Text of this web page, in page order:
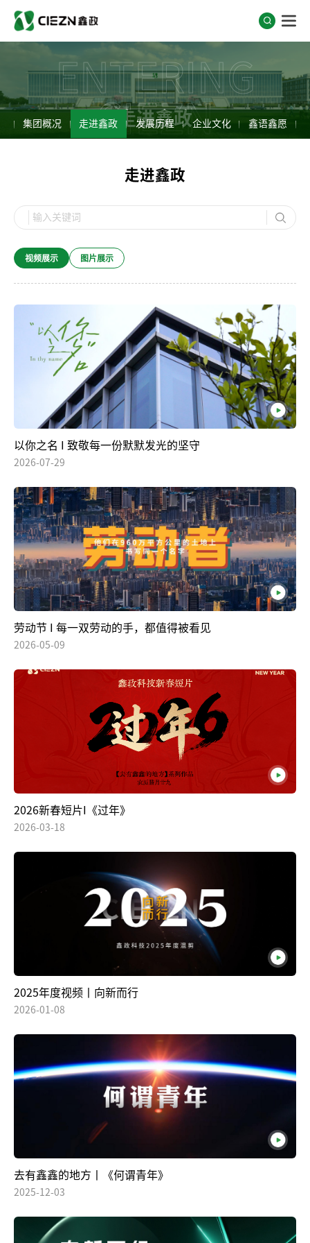
ENTERING
CIEZN
走进鑫政
集团概况 走进鑫政 发展历程 企业文化 鑫语鑫愿
走进鑫政
视频展示 图片展示
以你之名 I 致敬每一份默默发光的坚守
2026-07-29
劳动节 I 每一双劳动的手，都值得被看见
2026-05-09
2026新春短片I《过年》
2026-03-18
2025年度视频丨向新而行
2026-01-08
去有鑫鑫的地方丨《何谓青年》
2025-12-03